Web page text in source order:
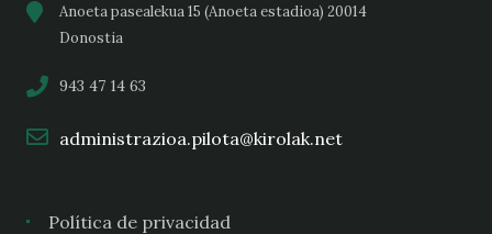
Anoeta pasealekua 15 (Anoeta estadioa) 20014
Donostia
943 47 14 63
administrazioa.pilota@kirolak.net
Política de privacidad